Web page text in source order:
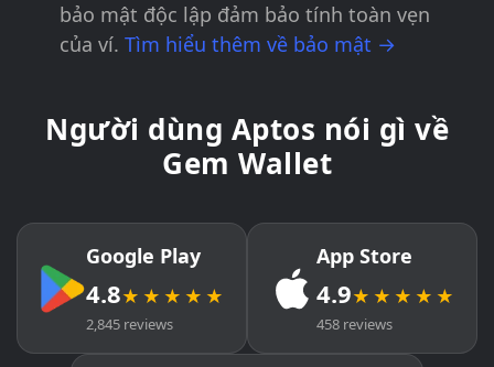
bảo mật độc lập đảm bảo tính toàn vẹn
của ví. Tìm hiểu thêm về bảo mật →
Người dùng Aptos nói gì về
Gem Wallet
Google Play
4.8★★★★★
2,845 reviews
App Store
4.9★★★★★
458 reviews